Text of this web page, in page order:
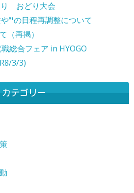
り おどり大会
❜❜の日程再調整について
（再掲）
総合フェア in HYOGO
3/3)
カテゴリー